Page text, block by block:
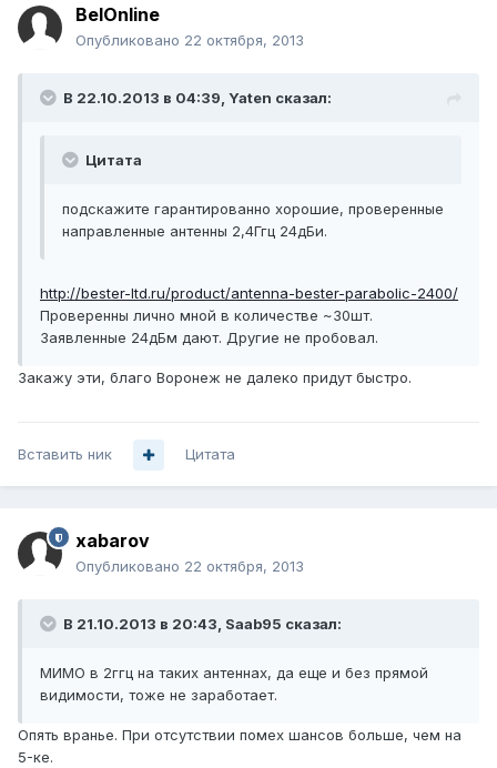
BelOnline
Опубликовано 22 октября, 2013
В 22.10.2013 в 04:39, Yaten сказал:
Цитата
подскажите гарантированно хорошие, проверенные
направленные антенны 2,4Ггц 24дБи.
http://bester-ltd.ru/product/antenna-bester-parabolic-2400/
Проверенны лично мной в количестве ~30шт.
Заявленные 24дБм дают. Другие не пробовал.
Закажу эти, благо Воронеж не далеко придут быстро.
Вставить ник Цитата
xabarov
Опубликовано 22 октября, 2013
В 21.10.2013 в 20:43, Saab95 сказал:
МИМО в 2ггц на таких антеннах, да еще и без прямой
видимости, тоже не заработает.
Опять вранье. При отсутствии помех шансов больше, чем на
5-ке.